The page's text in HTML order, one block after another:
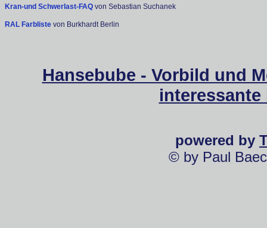
Kran-und Schwerlast-FAQ von Sebastian Suchanek
RAL Farbliste von Burkhardt Berlin
Hansebube - Vorbild und
powered by
© by Paul